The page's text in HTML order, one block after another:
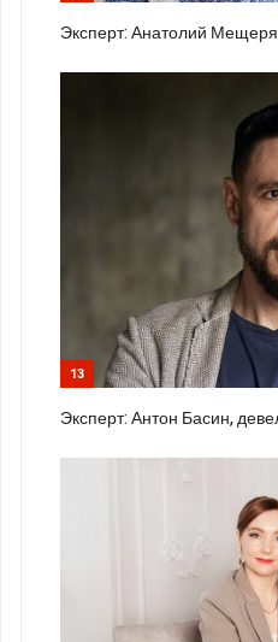
Эксперт: Анатолий
13
Эксперт: Антон Басин,